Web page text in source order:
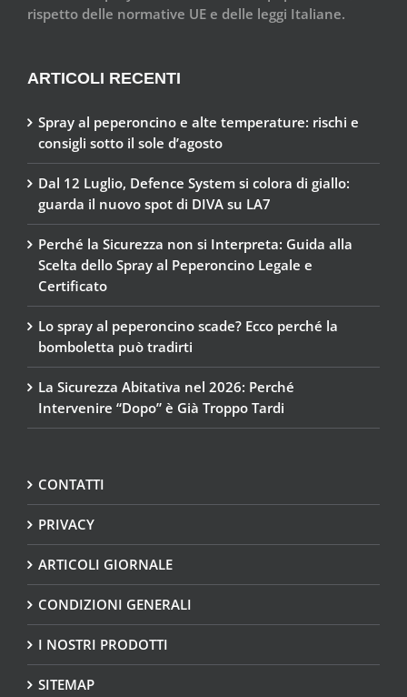
rispetto delle normative UE e delle leggi Italiane.
ARTICOLI RECENTI
Spray al peperoncino e alte temperature: rischi e
consigli sotto il sole d’agosto
Dal 12 Luglio, Defence System si colora di giallo:
guarda il nuovo spot di DIVA su LA7
Perché la Sicurezza non si Interpreta: Guida alla
Scelta dello Spray al Peperoncino Legale e
Certificato
Lo spray al peperoncino scade? Ecco perché la
bomboletta può tradirti
La Sicurezza Abitativa nel 2026: Perché
Intervenire “Dopo” è Già Troppo Tardi
CONTATTI
PRIVACY
ARTICOLI GIORNALE
CONDIZIONI GENERALI
I NOSTRI PRODOTTI
SITEMAP